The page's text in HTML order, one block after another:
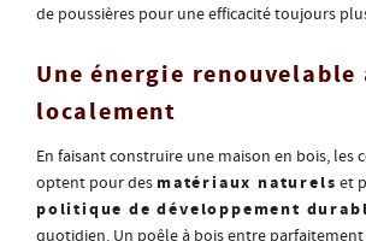
de poussières pour une efficacité toujours
Une énergie renouvelable
localement
En faisant construire une maison en bois, les
optent pour des matériaux naturels et
politique de développement
quotidien. Un poêle à bois entre